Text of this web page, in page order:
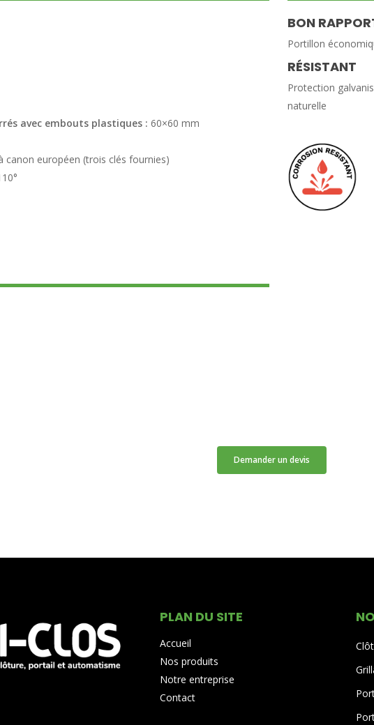
avec embouts plastiques : 60×60 mm
canon européen (trois clés fournies)
BON
Portillon
RÉSISTANT
Protection
naturelle
Demander un devis
PLAN DU SITE
Accueil
Nos produits
Notre entreprise
Contact